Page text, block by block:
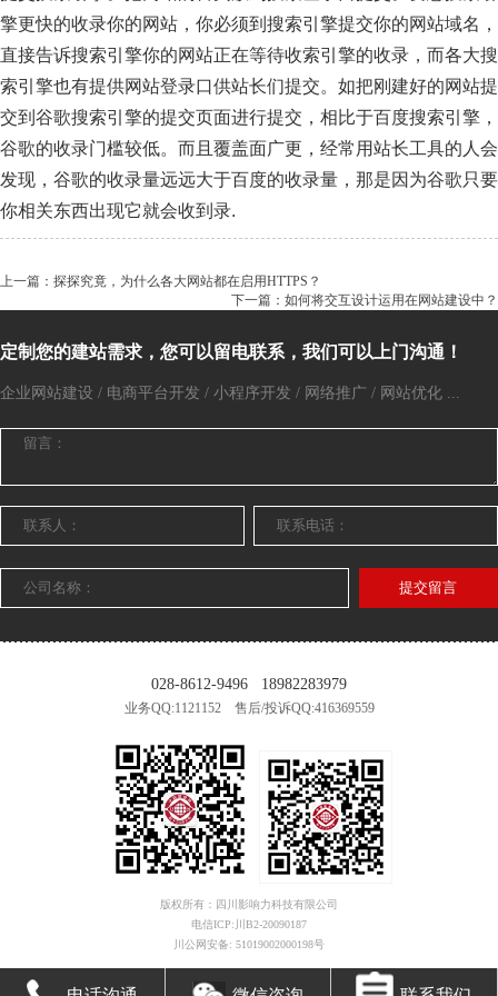
擎更快的收录你的网站，你必须到搜索引擎提交你的网站域名，
直接告诉搜索引擎你的网站正在等待收索引擎的收录，而各大搜
索引擎也有提供网站登录口供站长们提交。如把刚建好的网站提
交到谷歌搜索引擎的提交页面进行提交，相比于百度搜索引擎，
谷歌的收录门槛较低。而且覆盖面广更，经常用站长工具的人会
发现，谷歌的收录量远远大于百度的收录量，那是因为谷歌只要
你相关东西出现它就会收到录.
上一篇：探探究竟，为什么各大网站都在启用HTTPS？
下一篇：如何将交互设计运用在网站建设中？
定制您的建站需求，您可以留电联系，我们可以上门沟通！
企业网站建设 / 电商平台开发 / 小程序开发 / 网络推广 / 网站优化 ...
提交留言
028-8612-9496 18982283979
业务QQ:1121152 售后/投诉QQ:416369559
版权所有：四川影响力科技有限公司
电信ICP:川B2-20090187
川公网安备: 51019002000198号